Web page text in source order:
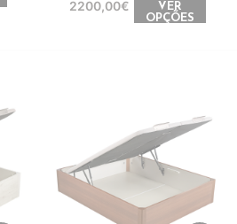
2200,00€
VER
OPÇÕES